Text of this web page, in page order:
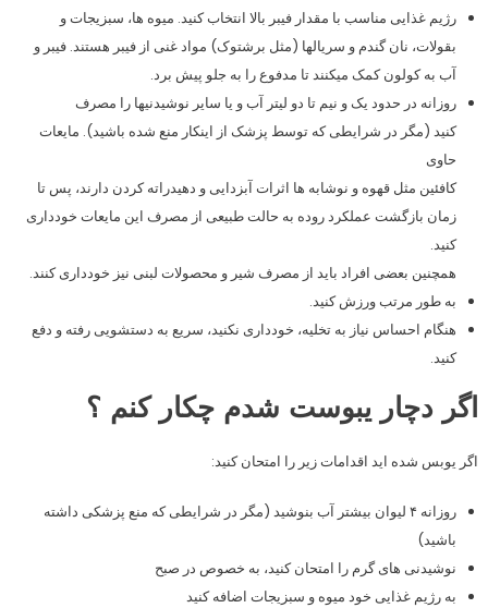
رژیم غذایی مناسب با مقدار فیبر بالا انتخاب کنید. میوه ها، سبزیجات و
بقولات، نان گندم و سریالها (مثل برشتوک) مواد غنی از فیبر هستند. فیبر و
آب به کولون کمک میکنند تا مدفوع را به جلو پیش برد.
روزانه در حدود یک و نیم تا دو لیتر آب و یا سایر نوشیدنیها را مصرف
کنید (مگر در شرایطی که توسط پزشک از اینکار منع شده باشید). مایعات
حاوی
کافئین مثل قهوه و نوشابه ها اثرات آبزدایی و دهیدراته کردن دارند، پس تا
زمان بازگشت عملکرد روده به حالت طبیعی از مصرف این مایعات خودداری
کنید.
همچنین بعضی افراد باید از مصرف شیر و محصولات لبنی نیز خودداری کنند.
به طور مرتب ورزش کنید.
هنگام احساس نیاز به تخلیه، خودداری نکنید، سریع به دستشویی رفته و دفع
کنید.
اگر دچار یبوست شدم چکار کنم ؟
اگر یوبس شده اید اقدامات زیر را امتحان کنید:
روزانه ۴ لیوان بیشتر آب بنوشید (مگر در شرایطی که منع پزشکی داشته
باشید)
نوشیدنی های گرم را امتحان کنید، به خصوص در صبح
به رژیم غذایی خود میوه و سبزیجات اضافه کنید